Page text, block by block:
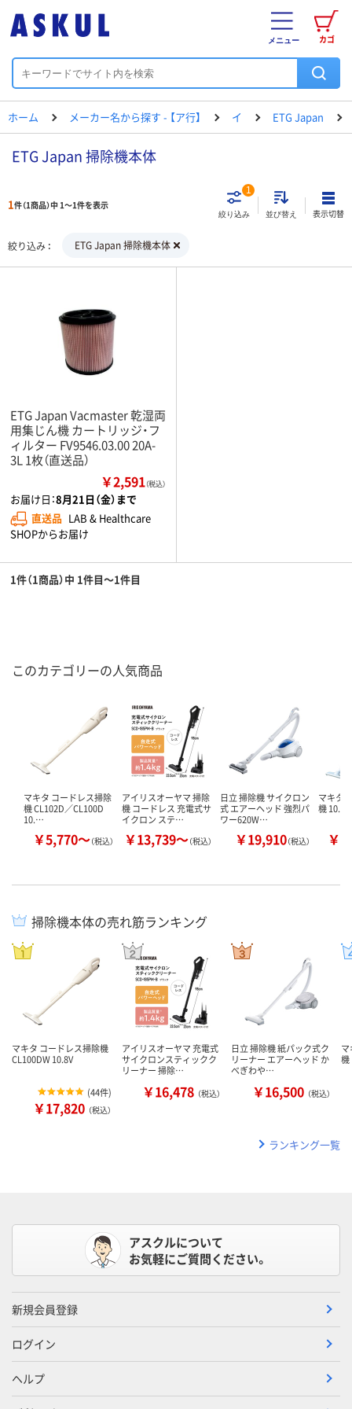
カゴ
メニュー
ホーム メーカー名から探す - 【ア行】 イ ETG Japan
ETG Japan 掃除機本体
1件（1商品）中 1～1件を表示
絞り込み
1
並び替え 表示切替
絞り込み ETG Japan 掃除機本体
ETG Japan Vacmaster 乾湿両
用集じん機 カートリッジ・フ
ィルター FV9546.03.00 20A-
3L 1枚（直送品）
￥2,591（税込）
お届け日：8月21日（金）まで
直送品 LAB & Healthcare
SHOPからお届け
1件（1商品）中 1件目～1件目
このカテゴリーの人気商品
マキタ コードレス掃除
機 CL102D／CL100D
10.…
￥5,770～（税込）
アイリスオーヤマ 掃除
機 コードレス 充電式サ
イクロン ステ…
￥13,739～（税込）
日立 掃除機 サイクロン
式 エアーヘッド 強烈パ
ワー620W…
￥19,910（税込）
マキタ
機 10.8V
￥
掃除機本体の売れ筋ランキング
マキタ コードレス掃除機
CL100DW 10.8V
(44件)
￥17,820 （税込）
アイリスオーヤマ 充電式
サイクロンスティックク
リーナー 掃除…
￥16,478 （税込）
日立 掃除機 紙パック式ク
リーナー エアーヘッド か
べぎわや…
￥16,500 （税込）
ランキング一覧
アスクルについて
お気軽にご質問ください。
新規会員登録
ログイン
ヘルプ